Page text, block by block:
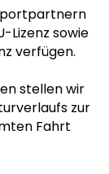
Lizenz sowie
verfügen.
stellen wir
zur
Fahrt